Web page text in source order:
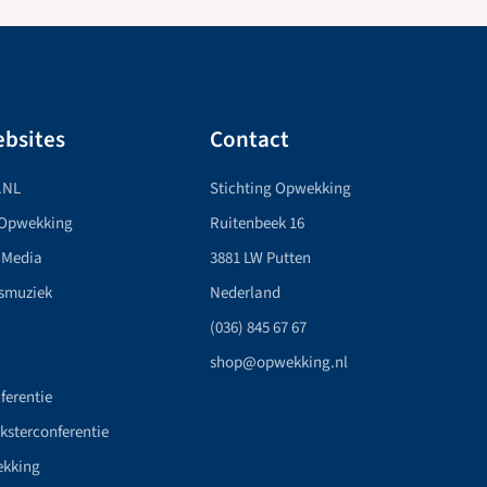
Contact
Stichting Opwekking
Ruitenbeek 16
3881 LW Putten
Nederland
(036) 845 67 67
shop@opwekking.nl